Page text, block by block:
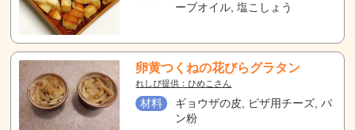
ーブオイル, 塩こしょう
卵黄つくねの花びらグラタン
れしぴ提供：ひめこさん
材料
ギョウザの皮, ピザ用チーズ, パ
ン粉